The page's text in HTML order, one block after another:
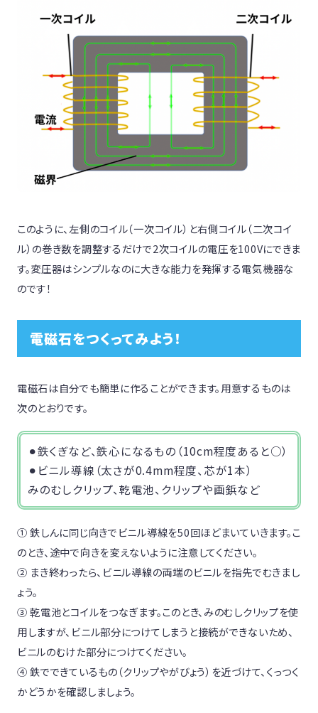
このように、左側のコイル（一次コイル）と右側コイル（二次コイ
ル）の巻き数を調整するだけで2次コイルの電圧を100Vにできま
す。変圧器はシンプルなのに大きな能力を発揮する電気機器な
のです！
電磁石をつくってみよう！
電磁石は自分でも簡単に作ることができます。用意するものは
次のとおりです。
⚫︎鉄くぎなど、鉄心になるもの（10cm程度あると○）
⚫︎ビニル導線（太さが0.4mm程度、芯が1本）
みのむしクリップ、乾電池、クリップや画鋲など
① 鉄しんに同じ向きでビニル導線を50回ほどまいていきます。こ
のとき、途中で向きを変えないように注意してください。
② まき終わったら、ビニル導線の両端のビニルを指先でむきまし
ょう。
③ 乾電池とコイルをつなぎます。このとき、みのむしクリップを使
用しますが、ビニル部分につけてしまうと接続ができないため、
ビニルのむけた部分につけてください。
④ 鉄でできているもの（クリップやがびょう）を近づけて、くっつく
かどうかを確認しましょう。